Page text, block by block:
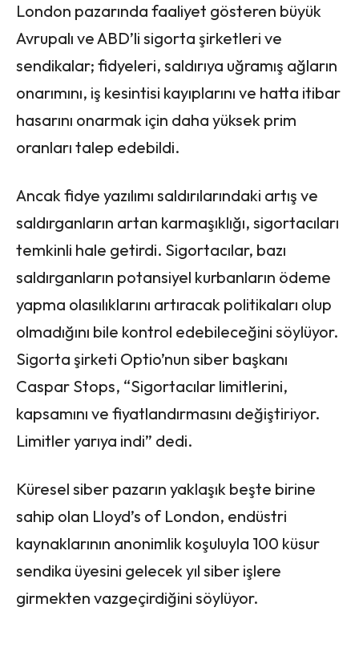
London pazarında faaliyet gösteren büyük
Avrupalı ve ABD’li sigorta şirketleri ve
sendikalar; fidyeleri, saldırıya uğramış ağların
onarımını, iş kesintisi kayıplarını ve hatta itibar
hasarını onarmak için daha yüksek prim
oranları talep edebildi.
Ancak fidye yazılımı saldırılarındaki artış ve
saldırganların artan karmaşıklığı, sigortacıları
temkinli hale getirdi. Sigortacılar, bazı
saldırganların potansiyel kurbanların ödeme
yapma olasılıklarını artıracak politikaları olup
olmadığını bile kontrol edebileceğini söylüyor.
Sigorta şirketi Optio’nun siber başkanı
Caspar Stops, “Sigortacılar limitlerini,
kapsamını ve fiyatlandırmasını değiştiriyor.
Limitler yarıya indi” dedi.
Küresel siber pazarın yaklaşık beşte birine
sahip olan Lloyd’s of London, endüstri
kaynaklarının anonimlik koşuluyla 100 küsur
sendika üyesini gelecek yıl siber işlere
girmekten vazgeçirdiğini söylüyor.